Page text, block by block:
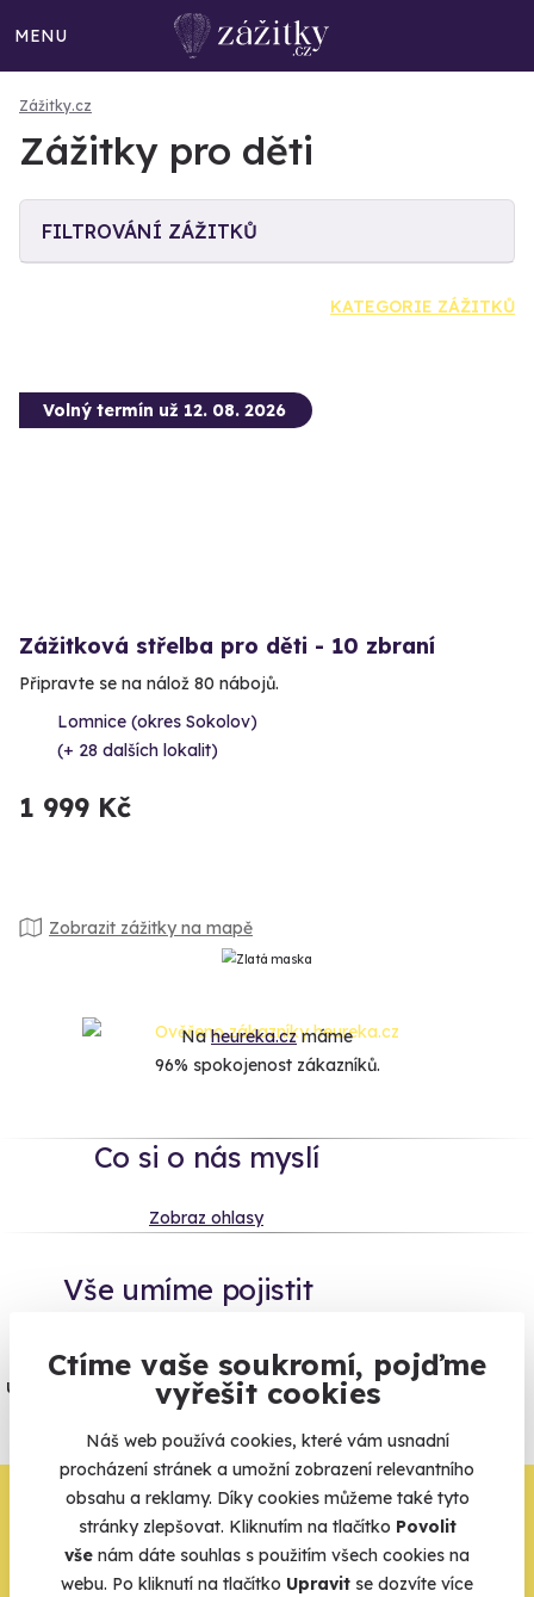
Ctíme vaše soukromí, pojďme
vyřešit cookies
Náš web používá cookies, které vám usnadní
procházení stránek a umožní zobrazení relevantního
obsahu a reklamy. Díky cookies můžeme také tyto
stránky zlepšovat. Kliknutím na tlačítko Povolit
vše nám dáte souhlas s použitím všech cookies na
webu. Po kliknutí na tlačítko Upravit se dozvíte více
MENU
Zážitky.cz
Zážitky pro děti
FILTROVÁNÍ ZÁŽITKŮ
KATEGORIE ZÁŽITKŮ
Volný termín už 12. 08. 2026
Zážitková střelba pro děti - 10 zbraní
Připravte se na nálož 80 nábojů.
Lomnice (okres Sokolov)
(+ 28 dalších lokalit)
1 999 Kč
Zobrazit zážitky na mapě
Naheureka.czmáme
96% spokojenost zákazníků.
Co si o nás myslí
Zobraz ohlasy
Vše umíme pojistit
Jeden nikdy neví. Máme nejvyšší
úrazové pojištění z nabídky zážitkových
Vše o pojištění
Zbývá jeden krok,
zbytek zařídíme my